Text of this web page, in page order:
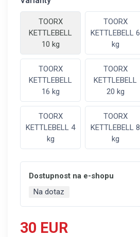
TOORX
KETTLEBELL
10 kg
TOORX
KETTLEBELL 6
kg
TOORX
KETTLEBELL
16 kg
TOORX
KETTLEBELL
20 kg
TOORX
KETTLEBELL 4
kg
TOORX
KETTLEBELL 8
kg
Dostupnost na e-shopu
Na dotaz
30 EUR